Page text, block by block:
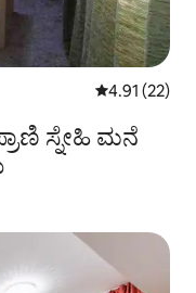
5 ರಲ್ಲಿ 4.91
4.91 (22)
ಸ್ನೇಹಿ ಮನೆ